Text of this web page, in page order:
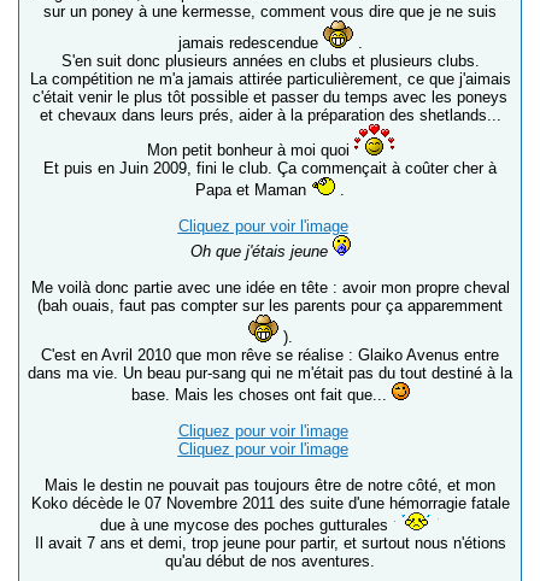
sur un poney à une kermesse, comment vous dire que je ne suis
jamais redescendue
.
S'en suit donc plusieurs années en clubs et plusieurs clubs.
La compétition ne m'a jamais attirée particulièrement, ce que j'aimais
c'était venir le plus tôt possible et passer du temps avec les poneys
et chevaux dans leurs prés, aider à la préparation des shetlands...
Mon petit bonheur à moi quoi
Et puis en Juin 2009, fini le club. Ça commençait à coûter cher à
Papa et Maman
.
Cliquez pour voir l'image
Oh que j'étais jeune
Me voilà donc partie avec une idée en tête : avoir mon propre cheval
(bah ouais, faut pas compter sur les parents pour ça apparemment
).
C'est en Avril 2010 que mon rêve se réalise : Glaiko Avenus entre
dans ma vie. Un beau pur-sang qui ne m'était pas du tout destiné à la
base. Mais les choses ont fait que...
Cliquez pour voir l'image
Cliquez pour voir l'image
Mais le destin ne pouvait pas toujours être de notre côté, et mon
Koko décède le 07 Novembre 2011 des suite d'une hémorragie fatale
due à une mycose des poches gutturales
Il avait 7 ans et demi, trop jeune pour partir, et surtout nous n'étions
qu'au début de nos aventures.